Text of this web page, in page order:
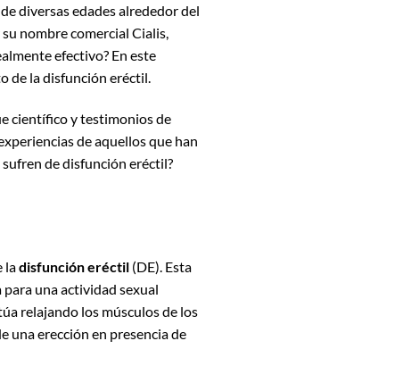
diversas edades alrededor del
nombre comercial Cialis,
efectivo? En este
de la disfunción eréctil.
científico y testimonios de
de aquellos que han
de disfunción eréctil?
ladisfunción eréctil (DE). Esta
una actividad sexual
relajando los músculos de los
una erección en presencia de